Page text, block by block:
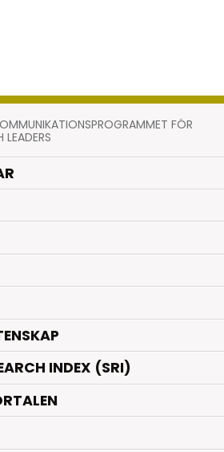
FÖR
LEADERS
INDEX (SRI)